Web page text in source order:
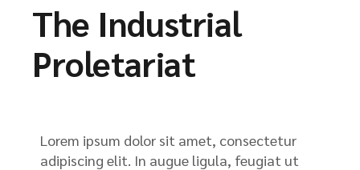
The Industrial
Proletariat
Lorem ipsum dolor sit amet, consectetur
adipiscing elit. In augue ligula, feugiat ut